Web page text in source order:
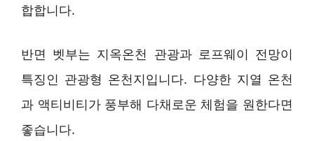
합합니다.
반면 벳부는 지옥온천 관광과 로프웨이 전망이
특징인 관광형 온천지입니다. 다양한 지열 온천
과 액티비티가 풍부해 다채로운 체험을 원한다면
좋습니다.